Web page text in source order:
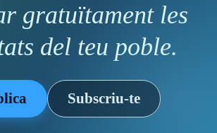
gratuïtament les
del teu poble.
Subscriu-te